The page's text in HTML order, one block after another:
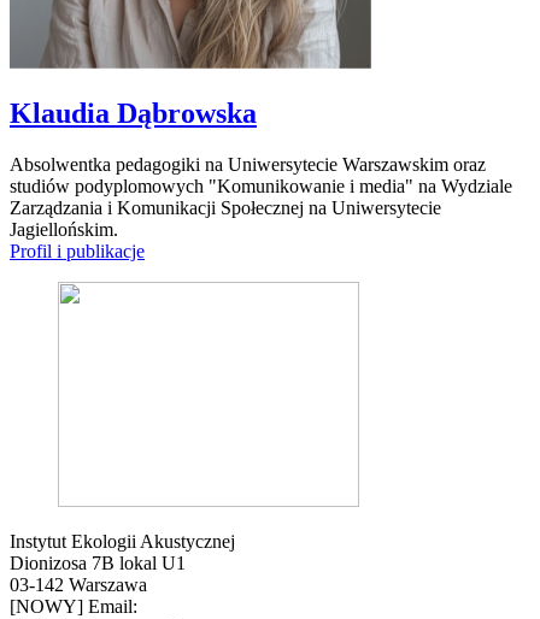
Klaudia Dąbrowska
Absolwentka pedagogiki na Uniwersytecie Warszawskim oraz
studiów podyplomowych "Komunikowanie i media" na Wydziale
Zarządzania i Komunikacji Społecznej na Uniwersytecie
Jagiellońskim.
Profil i publikacje
Instytut Ekologii Akustycznej
Dionizosa 7B lokal U1
03-142 Warszawa
[NOWY] Email: